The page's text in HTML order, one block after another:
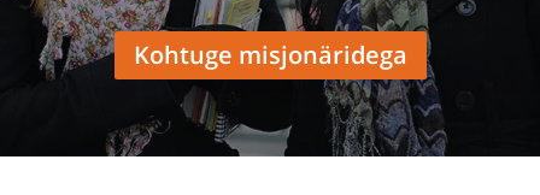
Kohtuge misjonäridega